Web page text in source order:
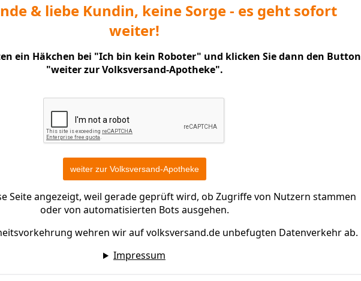
& liebe Kundin, keine Sorge - es geht sofort
weiter!
ein Häkchen bei "Ich bin kein Roboter" und klicken Sie dann den Button
"weiter zur Volksversand-Apotheke".
Seite angezeigt, weil gerade geprüft wird, ob Zugriffe von Nutzern stammen
oder von automatisierten Bots ausgehen.
wehren wir auf volksversand.de unbefugten Datenverkehr ab.
Impressum